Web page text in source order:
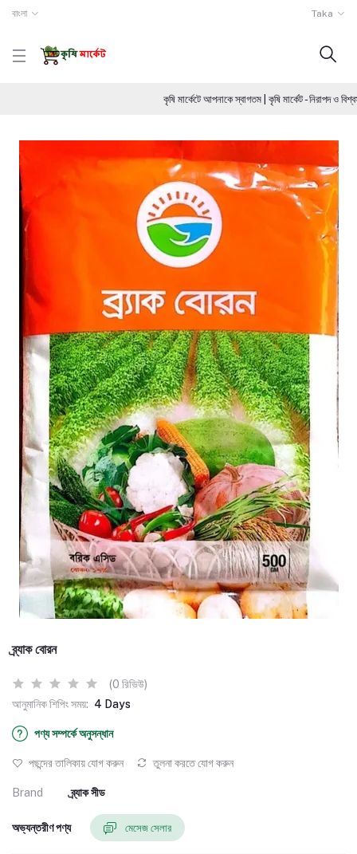
বাংলা Taka
কৃষি মার্কেটে আপনাকে স্বাগতম | কৃষি মার্কেট - নিরাপদ
ব্র্যাক বোরন
(0 রিভিউ)
আনুমানিক শিপিং সময়: 4 Days
পণ্য সম্পর্কে অনুসন্ধান
পছন্দের তালিকায় যোগ করুন তুলনা করতে যোগ করুন
Brand ব্র্যাক সীড
অভ্যন্তরীণ পণ্য মেসেজ সেলার